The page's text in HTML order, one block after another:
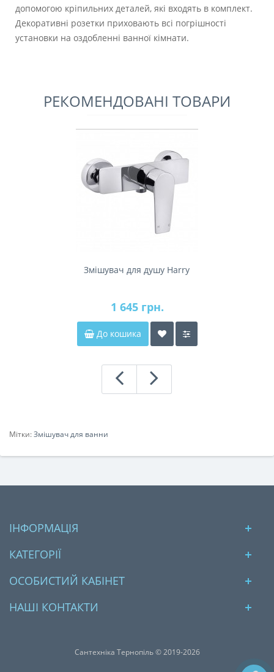
допомогою кріпильних деталей, які входять в комплект.
Декоративні розетки приховають всі погрішності
установки на оздобленні ванної кімнати.
РЕКОМЕНДОВАНІ ТОВАРИ
Змішувач для душу Harry
1 645 грн.
До кошика
Мітки:Змішувач для ванни
ІНФОРМАЦІЯ
КАТЕГОРІЇ
ОСОБИСТИЙ КАБІНЕТ
НАШІ КОНТАКТИ
Сантехніка Тернопіль © 2019-2026